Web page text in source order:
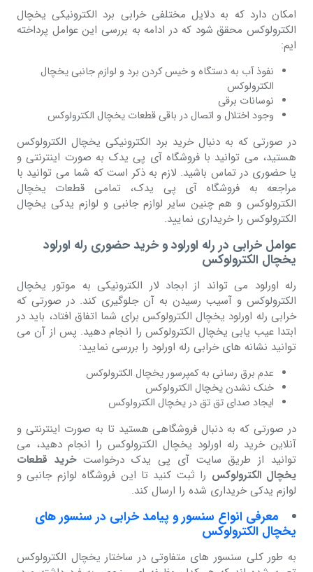
امکان دارد که به دلایل مختلفی خرابی برد الکترونیکی یخچال
الکترولوکس محقق شود که در ادامه به بررسی این عوامل پرداخته
ایم:
نفوذ آب به دستگاه و خیس کردن برد و لوازم جانبی یخچال
الکترولوکس
نوسانات برقی
وجود اختلال و اتصال در باقی قطعات یخچال الکترولوکس
در صورتی که به دنبال خرید برد الکترونیکی یخچال الکترولوکس
هستید، می توانید با فروشگاه آی پی یدک به صورت اینترنتی و
یا حضوری در تماس باشید. لازم به ذکر است که شما می توانید با
مراجعه به فروشگاه آی پی یدک، تمامی قطعات یخچال
الکترولوکس و هم چنین سایر لوازم جانبی و لوازم یدکی یخچال
الکترولوکس را خریداری نمایید.
عوامل خرابی در رله اورلود و خرید حضوری رله اورلود
یخچال الکترولوکس
رله اورلود می تواند از ابجاد لار الکترونیکی به موتور یخچال
الکترولوکس و آسیب رسیدن به آن جلوگیری کند. در صورتی که
خرابی رله اورلود یخچال الکترولوکس برای شما اتفاق افتاد، باید در
ابتدا عیب یابی یخچال الکترولوکس را انجام دهید. پس از آن می
توانید نشانه های خرابی رله اورلود را بررسی نمایید:
عدم برق رسانی به کمپرسور یخچال الکترولوکس
خنک نشدن یخچال الکترولوکس
ایجاد صدای تق تق در یخچال الکترولوکس
در صورتی که به دنبال فروشگاهی هستید تا به صورت اینترنتی و
آنلاین خرید رله اورلود یخچال الکترولوکس را انجام دهید، می
توانید از طریق سایت آی پی یدک درخواستخرید قطعات
یخچال الکترولوکس را ثبت کنید تا این فروشگاه لوازم جانبی و
لوازم یدکی خریداری شده را ارسال کند.
معرفی انواع سنسور و پیامد خرابی در سنسور های
یخچال الکترولوکس
به طور کلی سنسور های متفاوتی در ساختار یخچال الکترولوکس